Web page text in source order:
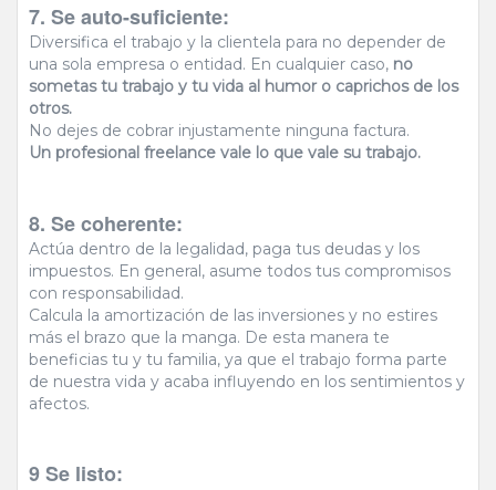
7. Se auto-suficiente:
Diversifica el trabajo y la clientela para no depender de
una sola empresa o entidad. En cualquier caso, no
sometas tu trabajo y tu vida al humor o caprichos de los
otros.
No dejes de cobrar injustamente ninguna factura.
Un profesional freelance vale lo que vale su trabajo.
8. Se coherente:
Actúa dentro de la legalidad, paga tus deudas y los
impuestos. En general, asume todos tus compromisos
con responsabilidad.
Calcula la amortización de las inversiones y no estires
más el brazo que la manga. De esta manera te
beneficias tu y tu familia, ya que el trabajo forma parte
de nuestra vida y acaba influyendo en los sentimientos y
afectos.
9 Se listo: